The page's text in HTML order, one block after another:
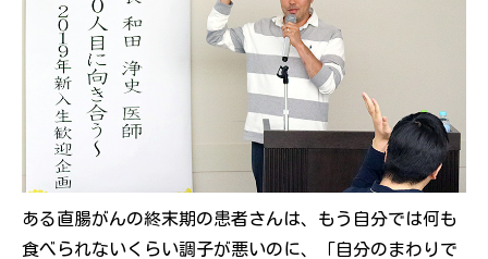
ある直腸がんの終末期の患者さんは、もう自分では何も
食べられないくらい調子が悪いのに、「自分のまわりで